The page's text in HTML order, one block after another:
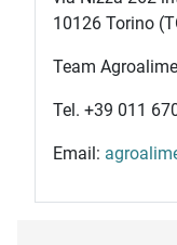
10126 Torino
Team
Tel. +39 011
Email: